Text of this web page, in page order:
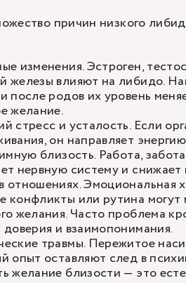
причин низкого
изменения. Эстроген,
железы влияют на либидо.
после родов их уровень
желание.
стресс и усталость. Если
он направляет
близость. Работа,
нервную систему и снижает
отношениях. Эмоциональная
конфликты или рутина
желания. Часто проблема
доверия и взаимопонимания.
травмы. Пережитое
опыт оставляют след в
желание близости — это